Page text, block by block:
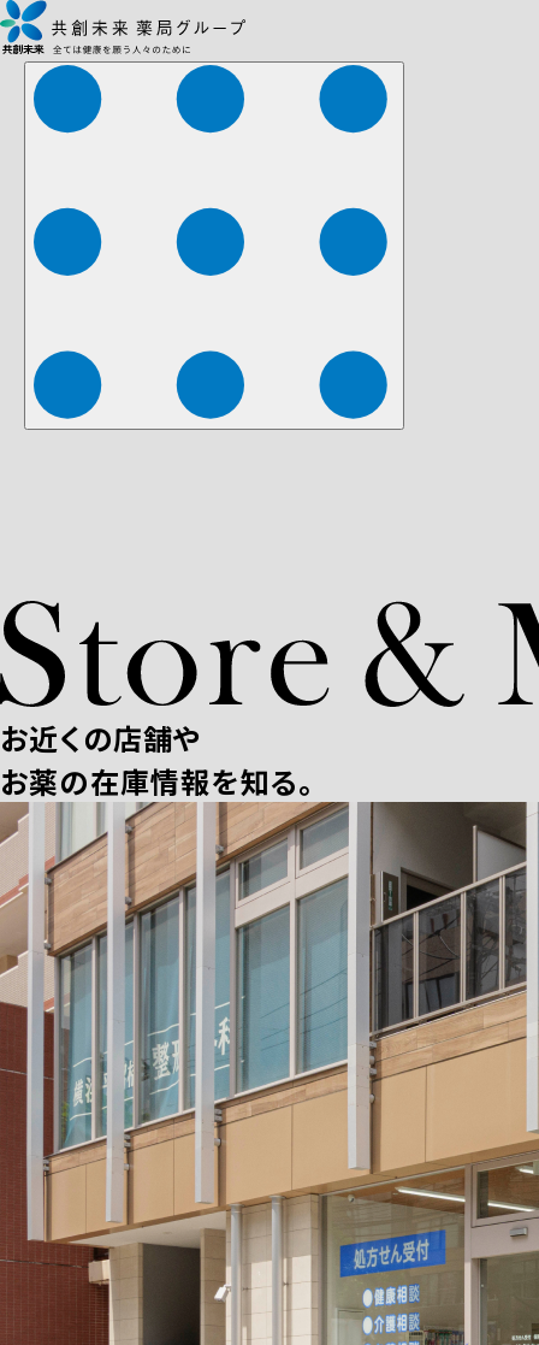
株式会社ファーマみらい 株式会社ストレチア
お近くの店舗や
お薬の在庫情報を知る。